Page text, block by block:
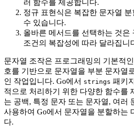
러 함수를 제공합니다.
정규 표현식은 복잡한 문자열
수 있습니다.
올바른 메서드를 선택하는 것은
조건의 복잡성에 따라 달라집니
문자열 조작은 프로그래밍의 기본적
호를 기반으로 문자열을 부분 문자열
인 작업입니다. Go에서 strings 패키
적으로 처리하기 위한 다양한 함수를
는 공백, 특정 문자 또는 문자열, 여러
사용하여 Go에서 문자열을 분할하는
다.